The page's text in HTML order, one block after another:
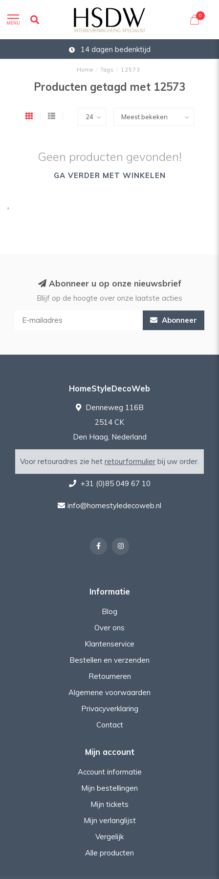
MENU
0
14 dagen bedenktijd
Home / Tags / 12573
Producten getagd met 12573
Geen producten gevonden!
GA VERDER MET WINKELEN
'
Abonneer u op onze nieuwsbrief
Blijf op de hoogte over onze laatste acties
Abonneer
HomeStyleDecoWeb
Denneweg 116B
2514 CK
Den Haag, Nederland
Voor retouradres zie het retourformulier bij uw order.
+31 (0)85 049 67 10
info@homestyledecoweb.nl
Informatie
Blog
Over ons
Klantenservice
Bestellen en verzenden
Retourneren
Algemene voorwaarden
Privacyverklaring
Contact
Mijn account
Account informatie
Mijn bestellingen
Mijn tickets
Mijn verlanglijst
Vergelijk
Alle producten